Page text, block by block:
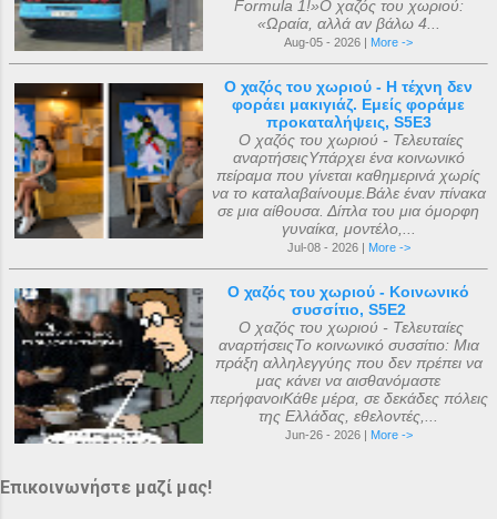
Formula 1!»Ο χαζός του χωριού:
«Ωραία, αλλά αν βάλω 4...
Aug-05 - 2026 | More ->
Ο χαζός του χωριού - Η τέχνη δεν
φοράει μακιγιάζ. Εμείς φοράμε
προκαταλήψεις, S5E3
Ο χαζός του χωριού - Τελευταίες
αναρτήσειςΥπάρχει ένα κοινωνικό
πείραμα που γίνεται καθημερινά χωρίς
να το καταλαβαίνουμε.Βάλε έναν πίνακα
σε μια αίθουσα. Δίπλα του μια όμορφη
γυναίκα, μοντέλο,...
Jul-08 - 2026 | More ->
Ο χαζός του χωριού - Κοινωνικό
συσσίτιο, S5E2
Ο χαζός του χωριού - Τελευταίες
αναρτήσειςΤο κοινωνικό συσσίτιο: Μια
πράξη αλληλεγγύης που δεν πρέπει να
μας κάνει να αισθανόμαστε
περήφανοιΚάθε μέρα, σε δεκάδες πόλεις
της Ελλάδας, εθελοντές,...
Jun-26 - 2026 | More ->
Επικοινωνήστε μαζί μας!